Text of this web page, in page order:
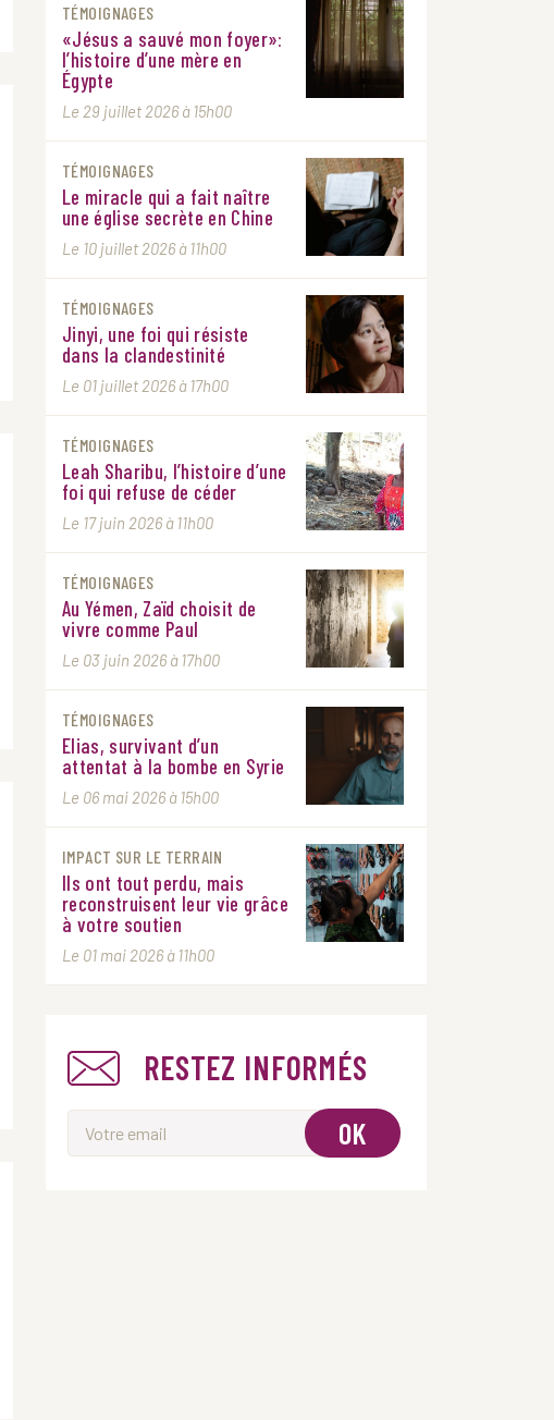
TÉMOIGNAGES
«Jésus a sauvé mon foyer»:
l’histoire d’une mère en
Égypte
Le 29 juillet 2026 à 15h00
TÉMOIGNAGES
Le miracle qui a fait naître
une église secrète en Chine
Le 10 juillet 2026 à 11h00
TÉMOIGNAGES
Jinyi, une foi qui résiste
dans la clandestinité
Le 01 juillet 2026 à 17h00
TÉMOIGNAGES
Leah Sharibu, l’histoire d’une
foi qui refuse de céder
Le 17 juin 2026 à 11h00
TÉMOIGNAGES
Au Yémen, Zaïd choisit de
vivre comme Paul
Le 03 juin 2026 à 17h00
TÉMOIGNAGES
Elias, survivant d’un
attentat à la bombe en Syrie
Le 06 mai 2026 à 15h00
IMPACT SUR LE TERRAIN
Ils ont tout perdu, mais
reconstruisent leur vie grâce
à votre soutien
Le 01 mai 2026 à 11h00
RESTEZ INFORMÉS
OK